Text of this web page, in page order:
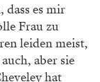
es mir
Frau zu
leiden meist,
aber sie
hat